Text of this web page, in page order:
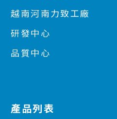
越南河南力致工廠
研發中心
品質中心
產品列表